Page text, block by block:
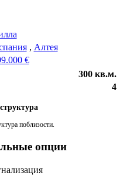
, Алтея
€
300 кв.м.
4
поблизости.
опции